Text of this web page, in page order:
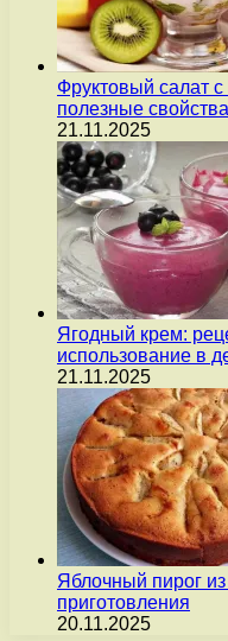
Фруктовый салат
полезные свойства
21.11.2025
Ягодный крем:
использование в
21.11.2025
Яблочный пирог из
приготовления
20.11.2025